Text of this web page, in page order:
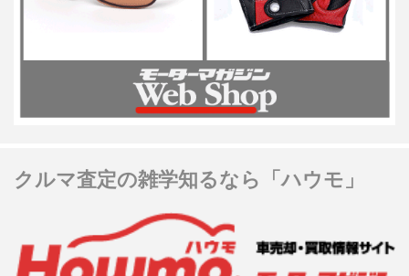
クルマ査定の雑学知るなら「ハウモ」